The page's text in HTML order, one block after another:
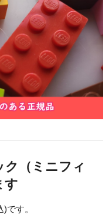
（ミニフィ
す
です。